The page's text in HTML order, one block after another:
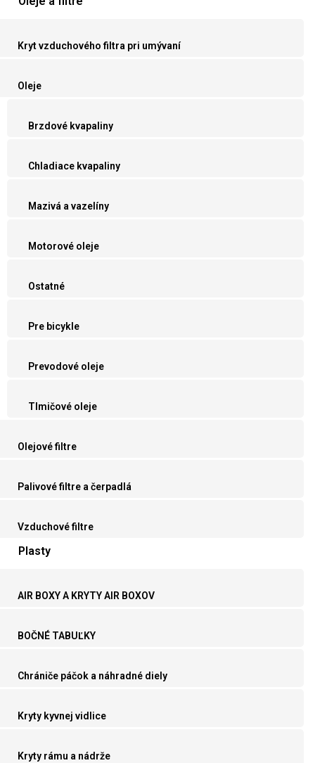
Kryt vzduchového filtra pri umývaní
Oleje
Brzdové kvapaliny
Chladiace kvapaliny
Mazivá a vazelíny
Motorové oleje
Ostatné
Pre bicykle
Prevodové oleje
Tlmičové oleje
Olejové filtre
Palivové filtre a čerpadlá
Vzduchové filtre
Plasty
AIR BOXY A KRYTY AIR BOXOV
BOČNÉ TABUĽKY
Chrániče páčok a náhradné diely
Kryty kyvnej vidlice
Kryty rámu a nádrže